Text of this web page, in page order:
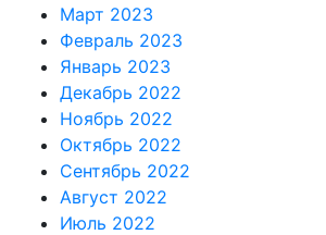
Март 2023
Февраль 2023
Январь 2023
Декабрь 2022
Ноябрь 2022
Октябрь 2022
Сентябрь 2022
Август 2022
Июль 2022